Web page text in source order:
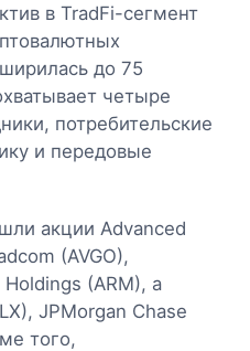
в TradFi-сегмент
до 75
четыре
потребительские
и передовые
акции Advanced
(AVGO),
(ARM), а
JPMorgan Chase
того,